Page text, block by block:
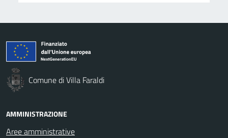
Comune di Villa Faraldi
AMMINISTRAZIONE
Aree amministrative